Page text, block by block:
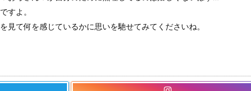
すよ。
見て何を感じているかに思いを馳せてみてくださいね。